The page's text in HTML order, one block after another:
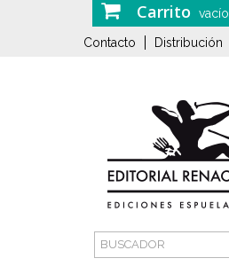
Carrito vacío
Contacto Distribución